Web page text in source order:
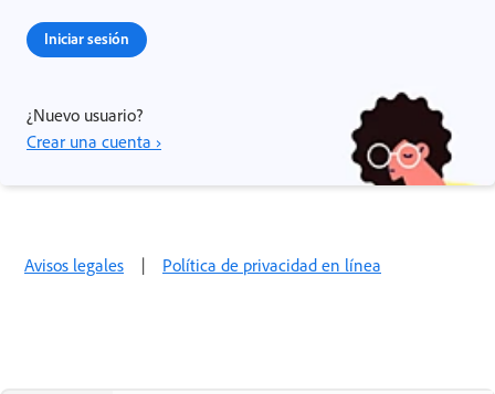
Iniciar sesión
¿Nuevo usuario?
Crear una cuenta ›
Avisos legales | Política de privacidad en línea